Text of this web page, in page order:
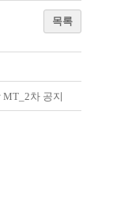
목록
MT_2차 공지